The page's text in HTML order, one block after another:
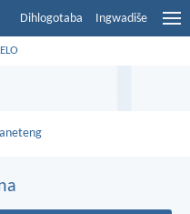
Dihlogotaba Ingwadiše